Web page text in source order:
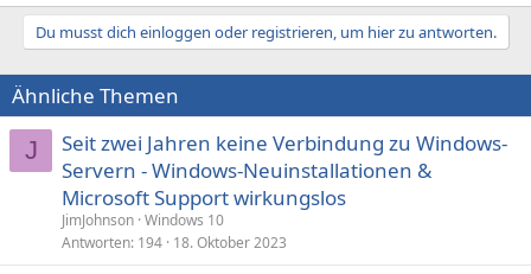
Du musst dich einloggen oder registrieren, um hier zu antworten.
Ähnliche Themen
J
Seit zwei Jahren keine Verbindung zu Windows-
Servern - Windows-Neuinstallationen &
Microsoft Support wirkungslos
JimJohnson Windows 10
Antworten 194 18. Oktober 2023